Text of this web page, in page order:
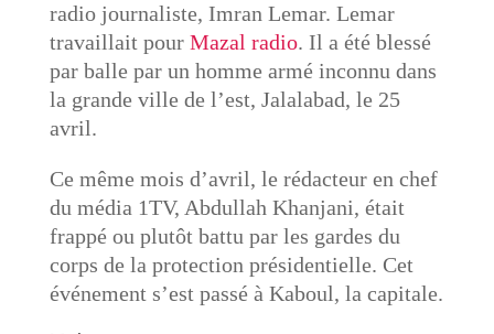
radio journaliste, Imran Lemar. Lemar
travaillait pour Mazal radio. Il a été blessé
par balle par un homme armé inconnu dans
la grande ville de l’est, Jalalabad, le 25
avril.
Ce même mois d’avril, le rédacteur en chef
du média 1TV, Abdullah Khanjani, était
frappé ou plutôt battu par les gardes du
corps de la protection présidentielle. Cet
événement s’est passé à Kaboul, la capitale.